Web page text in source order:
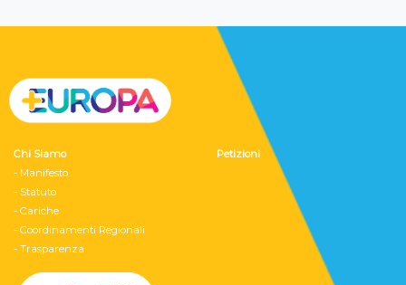
Chi Siamo
- Manifesto
- Statuto
- Cariche
- Coordinamenti Regionali
- Trasparenza
Petizioni